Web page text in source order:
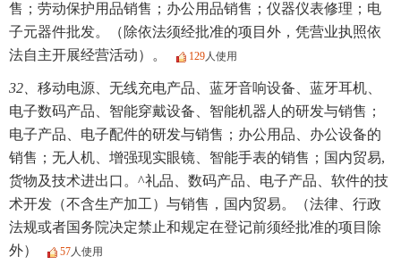
售；劳动保护用品销售；办公用品销售；仪器仪表修理；电
子元器件批发。（除依法须经批准的项目外，凭营业执照依
法自主开展经营活动）。
129人使用
32、 移动电源、无线充电产品、蓝牙音响设备、蓝牙耳机、
电子数码产品、智能穿戴设备、智能机器人的研发与销售；
电子产品、电子配件的研发与销售；办公用品、办公设备的
销售；无人机、增强现实眼镜、智能手表的销售；国内贸易,
货物及技术进出口。^礼品、数码产品、电子产品、软件的技
术开发（不含生产加工）与销售，国内贸易。（法律、行政
法规或者国务院决定禁止和规定在登记前须经批准的项目除
外）
57人使用